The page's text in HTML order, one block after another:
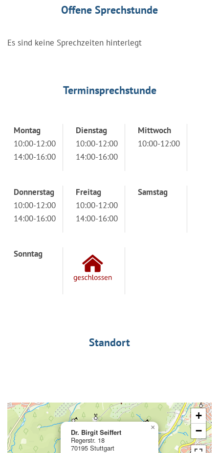
Offene Sprechstunde
Es sind keine Sprechzeiten hinterlegt
Terminsprechstunde
Montag
10:00-12:00
14:00-16:00
Dienstag
10:00-12:00
14:00-16:00
Mittwoch
10:00-12:00
Donnerstag
10:00-12:00
14:00-16:00
Freitag
10:00-12:00
14:00-16:00
Samstag
Sonntag
Standort
Dr. Birgit Seiffert
Regerstr. 18
70195 Stuttgart
×
+
−